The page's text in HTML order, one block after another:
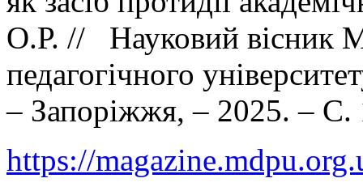
О.Р. // Науковий вісник
педагогічного
– Запоріжжя, – 2025. – С.
https://